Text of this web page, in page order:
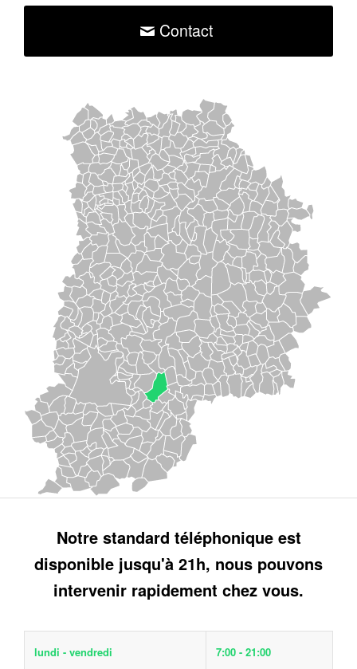
Contact
Notre standard téléphonique est
disponible jusqu'à 21h, nous pouvons
intervenir rapidement chez vous.
lundi - vendredi 7:00 - 21:00